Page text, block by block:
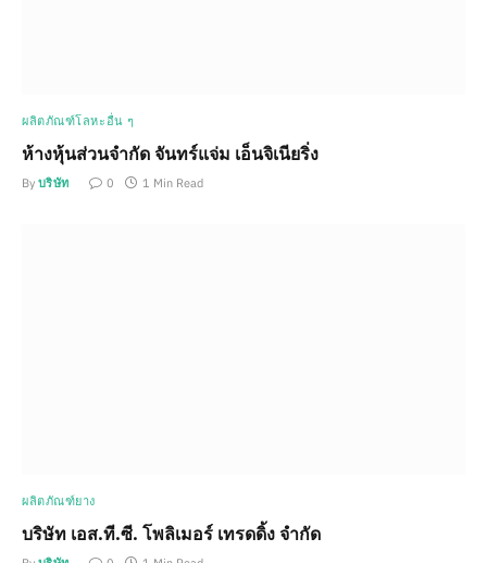
ผลิตภัณฑ์โลหะอื่น ๆ
ห้างหุ้นส่วนจำกัด จันทร์แจ่ม เอ็นจิเนียริ่ง
By บริษัท 0 1 Min Read
ผลิตภัณฑ์ยาง
บริษัท เอส.ที.ซี. โพลิเมอร์ เทรดดิ้ง จำกัด